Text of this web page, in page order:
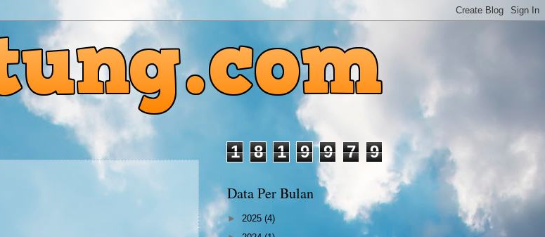
1 8 1 9 9 7 9
Data Per Bulan
► 2025 (4)